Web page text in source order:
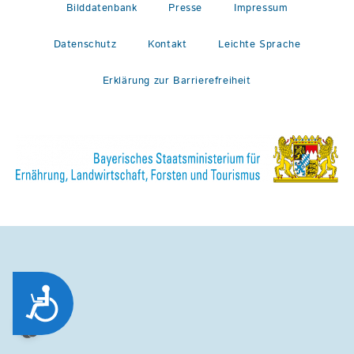
Zug&auml;nglichkeit
Bilddatenbank Presse Impressum
Datenschutz Kontakt Leichte Sprache
Erklärung zur Barrierefreiheit